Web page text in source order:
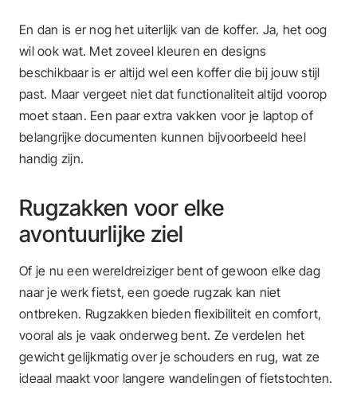
En dan is er nog het uiterlijk van de koffer. Ja, het oog
wil ook wat. Met zoveel kleuren en designs
beschikbaar is er altijd wel een koffer die bij jouw stijl
past. Maar vergeet niet dat functionaliteit altijd voorop
moet staan. Een paar extra vakken voor je laptop of
belangrijke documenten kunnen bijvoorbeeld heel
handig zijn.
Rugzakken voor elke
avontuurlijke ziel
Of je nu een wereldreiziger bent of gewoon elke dag
naar je werk fietst, een goede rugzak kan niet
ontbreken. Rugzakken bieden flexibiliteit en comfort,
vooral als je vaak onderweg bent. Ze verdelen het
gewicht gelijkmatig over je schouders en rug, wat ze
ideaal maakt voor langere wandelingen of fietstochten.